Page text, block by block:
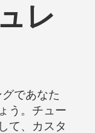
レ
であなた
う。チュー
て、カスタ